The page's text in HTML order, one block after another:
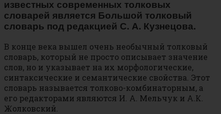
известных современных толковых
словарей является Большой толковый
словарь под редакцией С. А. Кузнецова.
В конце века вышел очень необычный толковый
словарь, который не просто описывает значение
слов, но и указывает на их морфологические,
синтаксические и семантические свойства. Этот
словарь называется толково-комбинаторным, а
его редакторами являются И. А. Мельчук и А.К.
Жолковский.